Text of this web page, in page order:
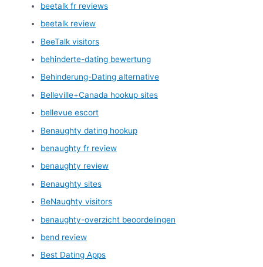
beetalk fr reviews
beetalk review
BeeTalk visitors
behinderte-dating bewertung
Behinderung-Dating alternative
Belleville+Canada hookup sites
bellevue escort
Benaughty dating hookup
benaughty fr review
benaughty review
Benaughty sites
BeNaughty visitors
benaughty-overzicht beoordelingen
bend review
Best Dating Apps